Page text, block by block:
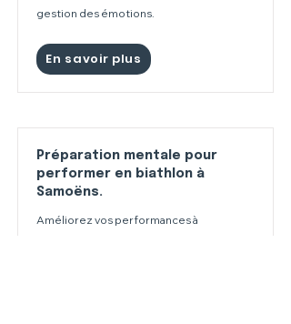
gestion des émotions.
En savoir plus
Préparation mentale pour
performer en biathlon à
Samoëns.
Améliorez vos performances à